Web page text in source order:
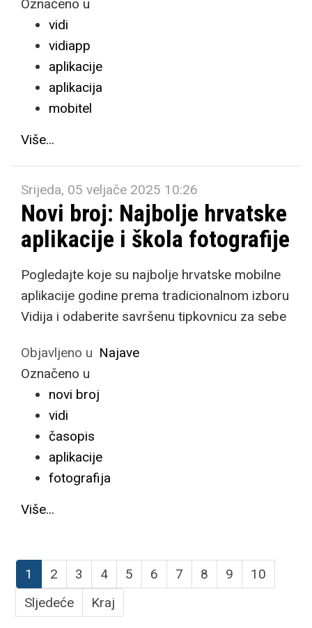
Označeno u
vidi
vidiapp
aplikacije
aplikacija
mobitel
Više...
Srijeda, 05 veljače 2025 10:26
Novi broj: Najbolje hrvatske
aplikacije i škola fotografije
Pogledajte koje su najbolje hrvatske mobilne
aplikacije godine prema tradicionalnom izboru
Vidija i odaberite savršenu tipkovnicu za sebe
Objavljeno u Najave
Označeno u
novi broj
vidi
časopis
aplikacije
fotografija
Više...
1 2 3 4 5 6 7 8 9
10
Sljedeće
Kraj